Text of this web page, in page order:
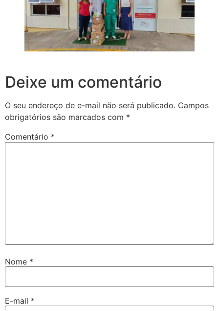
Deixe um comentário
O seu endereço de e-mail não será publicado. Campos
obrigatórios são marcados com *
Comentário *
Nome *
E-mail *